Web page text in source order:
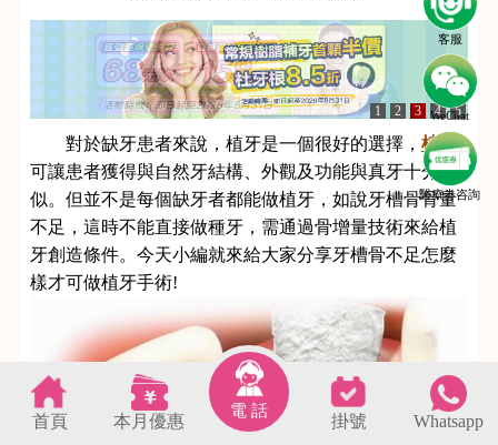
客服
WeChat
醫療劵咨詢
1 2 3 4 5
對於缺牙患者來說，植牙是一個很好的選擇， 植牙
可讓患者獲得與自然牙結構、外觀及功能與真牙十分相
似。但並不是每個缺牙者都能做植牙，如說牙槽骨骨量
不足，這時不能直接做種牙，需通過骨增量技術來給植
牙創造條件。今天小編就來給大家分享牙槽骨不足怎麼
樣才可做植牙手術!
首頁 本月優惠
電 話
掛號 Whatsapp